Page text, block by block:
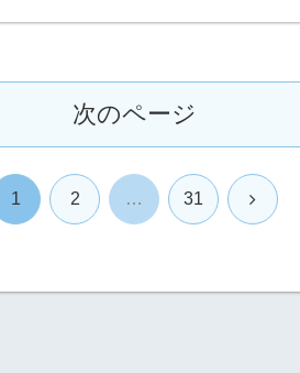
次のページ
1 2 … 31 次